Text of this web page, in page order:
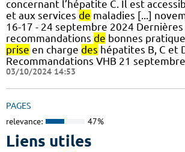
concernant l’hépatite C. Il est
et aux services de maladies [...]
16-17 - 24 septembre 2024
recommandations de bonnes
prise en charge des hépatites B, C et
Recommandations VHB 21
03/10/2024 14:53
PAGES
relevance: 47%
Liens utiles